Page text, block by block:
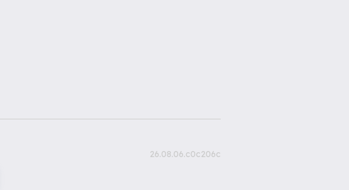
26.08.06.c0c206c